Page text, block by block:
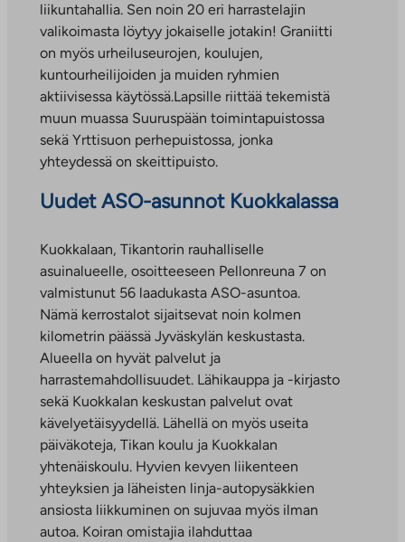
liikuntahallia. Sen noin 20 eri harrastelajin
valikoimasta löytyy jokaiselle jotakin! Graniitti
on myös urheiluseurojen, koulujen,
kuntourheilijoiden ja muiden ryhmien
aktiivisessa käytössä.Lapsille riittää tekemistä
muun muassa Suuruspään toimintapuistossa
sekä Yrttisuon perhepuistossa, jonka
yhteydessä on skeittipuisto.
Uudet ASO-asunnot Kuokkalassa
Kuokkalaan, Tikantorin rauhalliselle
asuinalueelle, osoitteeseen Pellonreuna 7 on
valmistunut 56 laadukasta ASO-asuntoa.
Nämä kerrostalot sijaitsevat noin kolmen
kilometrin päässä Jyväskylän keskustasta.
Alueella on hyvät palvelut ja
harrastemahdollisuudet. Lähikauppa ja -kirjasto
sekä Kuokkalan keskustan palvelut ovat
kävelyetäisyydellä. Lähellä on myös useita
päiväkoteja, Tikan koulu ja Kuokkalan
yhtenäiskoulu. Hyvien kevyen liikenteen
yhteyksien ja läheisten linja-autopysäkkien
ansiosta liikkuminen on sujuvaa myös ilman
autoa. Koiran omistajia ilahduttaa